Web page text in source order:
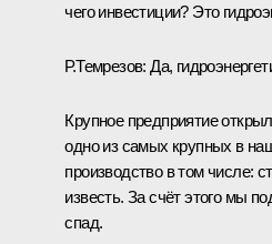
чего инвестиции? Это
Р.Темрезов: Да,
Крупное предприятие
одно из самых крупных в
производство в том числе:
известь. За счёт этого мы
спад.